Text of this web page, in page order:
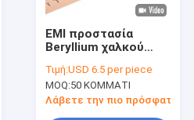
EMI προστασία
Beryllium χαλκού
Διαφορετικοί τύποι
για την πόρτα MRI
Τιμή:USD 6.5 per piece
MOQ:50 ΚΟΜΜΑΤΙ
Λάβετε την πιο πρόσφατη